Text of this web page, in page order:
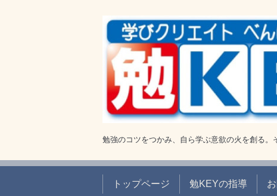
勉強のコツをつかみ、自ら学ぶ意欲の火を創る。
トップページ 勉KEYの指導